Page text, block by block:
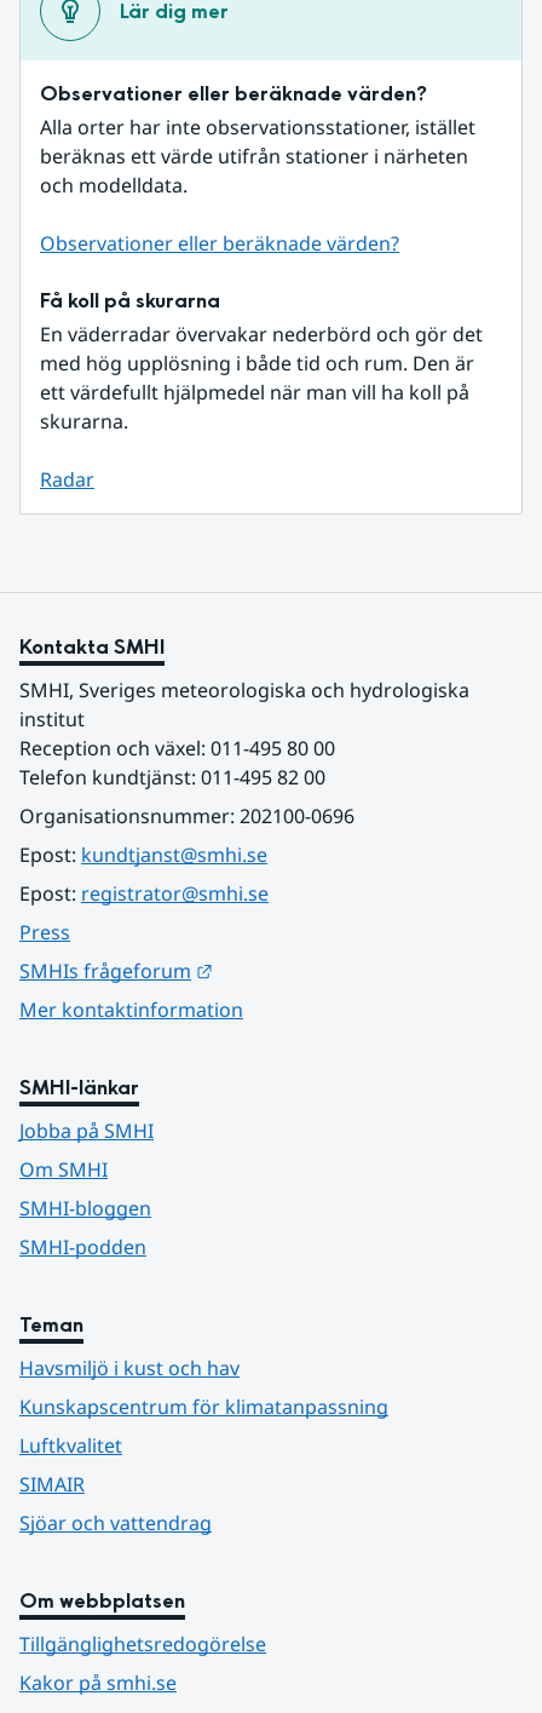
Lär dig mer
Observationer eller beräknade värden?
Alla orter har inte observationsstationer, istället
beräknas ett värde utifrån stationer i närheten
och modelldata.
Observationer eller beräknade värden?
Få koll på skurarna
En väderradar övervakar nederbörd och gör det
med hög upplösning i både tid och rum. Den är
ett värdefullt hjälpmedel när man vill ha koll på
skurarna.
Radar
Kontakta SMHI
SMHI, Sveriges meteorologiska och hydrologiska
institut
Reception och växel: 011-495 80 00
Telefon kundtjänst: 011-495 82 00
Organisationsnummer: 202100-0696
Epost: kundtjanst@smhi.se
Epost: registrator@smhi.se
Press
SMHIs frågeforum
Mer kontaktinformation
SMHI-länkar
Jobba på SMHI
Om SMHI
SMHI-bloggen
SMHI-podden
Teman
Havsmiljö i kust och hav
Kunskapscentrum för klimatanpassning
Luftkvalitet
SIMAIR
Sjöar och vattendrag
Om webbplatsen
Tillgänglighetsredogörelse
Kakor på smhi.se